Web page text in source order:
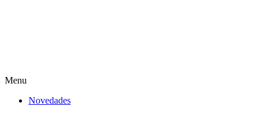
Menu
Novedades